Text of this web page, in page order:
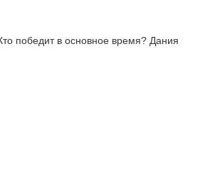
победит в основное время? Дания